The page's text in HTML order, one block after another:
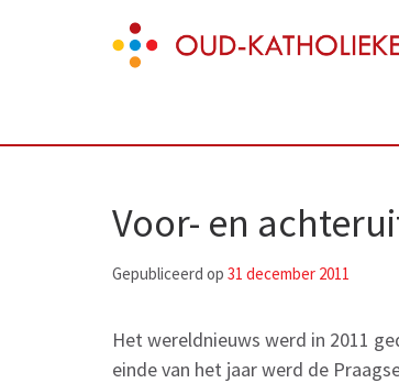
Oud-
Voor- en
Gepubliceerd op 31 december 2011
Het wereldnieuws werd in 2011
einde van het jaar werd de